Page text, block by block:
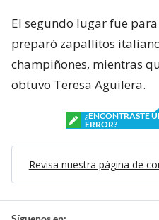
El segundo lugar fue
preparó zapallitos
champiñones, mientras
obtuvo Teresa Aguilera.
¿ENCONTRASTE
ERROR?
Revisa nuestra página de